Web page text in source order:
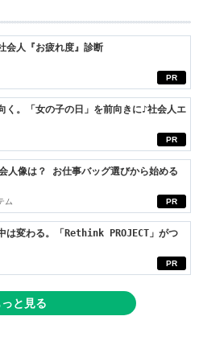
PR
会人『お疲れ度』診断
PR
く。「女の子の日」を前向きに♪社会人エ
PR
人像は？ お仕事バッグ選びから始める
ム
PR
は変わる。「Rethink PROJECT」がつ
っと見る